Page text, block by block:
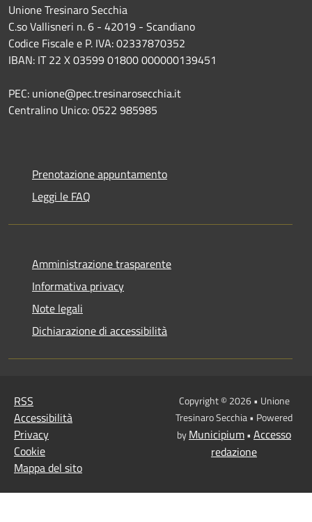
Unione Tresinaro Secchia
C.so Vallisneri n. 6 - 42019 - Scandiano
Codice Fiscale e P. IVA: 02337870352
IBAN: IT 22 X 03599 01800 000000139451
PEC: unione@pec.tresinarosecchia.it
Centralino Unico: 0522 985985
Prenotazione appuntamento
Leggi le FAQ
Amministrazione trasparente
Informativa privacy
Note legali
Dichiarazione di accessibilità
RSS
Accessibilità
Privacy
Cookie
Mappa del sito
Copyright © 2026 • Unione
Tresinaro Secchia • Powered
byMunicipium• Accesso
redazione